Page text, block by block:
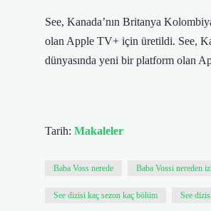
See, Kanada’nın Britanya
olan Apple TV+ için üretildi. See,
dünyasında yeni bir platform olan
Tarih: Makaleler
Baba Voss nerede Baba Vossi nereden
See dizisi kaç sezon kaç bölüm See